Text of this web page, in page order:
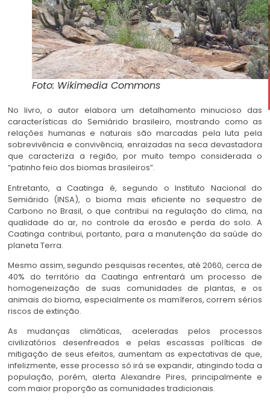
Foto: Wikimedia Commons
No livro, o autor elabora um detalhamento minucioso das
características do Semiárido brasileiro, mostrando como as
relações humanas e naturais são marcadas pela luta pela
sobrevivência e convivência, enraizadas na seca devastadora
que caracteriza a região, por muito tempo considerada o
“patinho feio dos biomas brasileiros”.
Entretanto, a Caatinga é, segundo o Instituto Nacional do
Semiárido (INSA), o bioma mais eficiente no sequestro de
Carbono no Brasil, o que contribui na regulação do clima, na
qualidade do ar, no controle da erosão e perda do solo. A
Caatinga contribui, portanto, para a manutenção da saúde do
planeta Terra.
Mesmo assim, segundo pesquisas recentes, até 2060, cerca de
40% do território da Caatinga enfrentará um processo de
homogeneização de suas comunidades de plantas, e os
animais do bioma, especialmente os mamíferos, correm sérios
riscos de extinção.
As mudanças climáticas, aceleradas pelos processos
civilizatórios desenfreados e pelas escassas políticas de
mitigação de seus efeitos, aumentam as expectativas de que,
infelizmente, esse processo só irá se expandir, atingindo toda a
população, porém, alerta Alexandre Pires, principalmente e
com maior proporção as comunidades tradicionais.